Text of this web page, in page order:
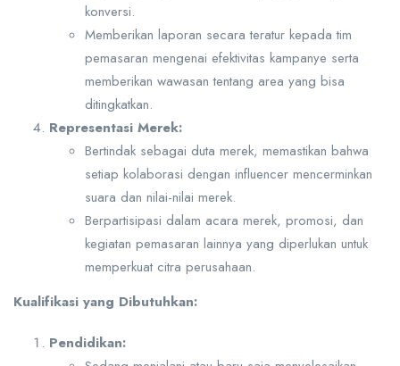
konversi.
Memberikan laporan secara teratur kepada tim
pemasaran mengenai efektivitas kampanye serta
memberikan wawasan tentang area yang bisa
ditingkatkan.
Representasi Merek:
Bertindak sebagai duta merek, memastikan bahwa
setiap kolaborasi dengan influencer mencerminkan
suara dan nilai-nilai merek.
Berpartisipasi dalam acara merek, promosi, dan
kegiatan pemasaran lainnya yang diperlukan untuk
memperkuat citra perusahaan.
Kualifikasi yang Dibutuhkan:
Pendidikan: